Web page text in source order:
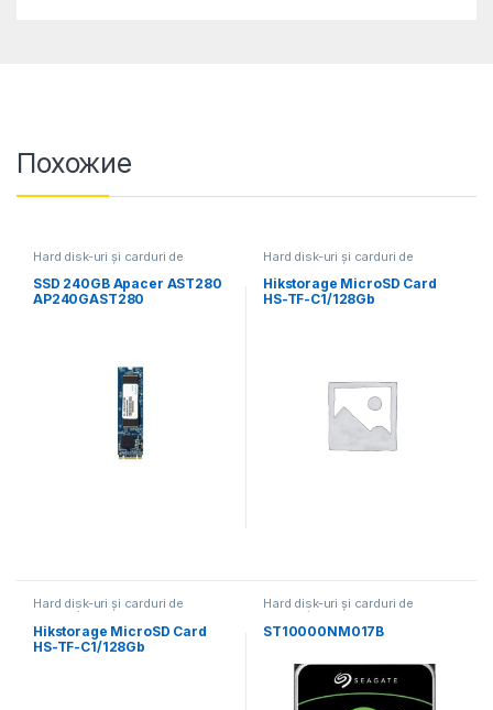
Похожие
Hard disk-uri și carduri de
SSD 240GB Apacer AST280
AP240GAST280
Hard disk-uri și carduri de
Hikstorage MicroSD Card
HS-TF-C1/128Gb
Hard disk-uri și carduri de
memorie
Hikstorage MicroSD Card
HS-TF-C1/128Gb
Hard disk-uri și carduri de
memorie
ST10000NM017B